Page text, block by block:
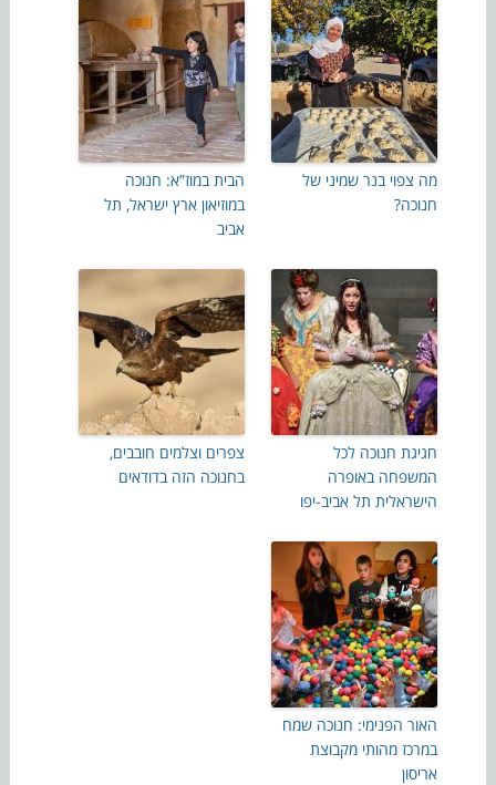
מה צפוי בנר שמיני של
חנוכה?
הבית במוז”א: חנוכה
במוזיאון ארץ ישראל, תל
אביב
חגיגת חנוכה לכל
המשפחה באופרה
הישראלית תל אביב-יפו
צפרים וצלמים חובבים,
בחנוכה הזה בדודאים
האור הפנימי: חנוכה שמח
במרכז מהותי מקבוצת
אריסון